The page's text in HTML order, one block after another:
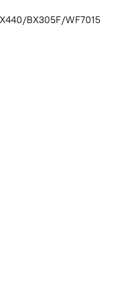
BX305F/WF7015